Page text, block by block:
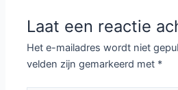
Laat een reactie
Het e-mailadres wordt niet
velden zijn gemarkeerd met *